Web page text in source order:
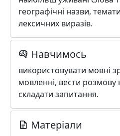
географічні назви,
лексичних виразів.
Навчимось
використовувати мовні
мовленні, вести розмову
складати запитання.
Матеріали